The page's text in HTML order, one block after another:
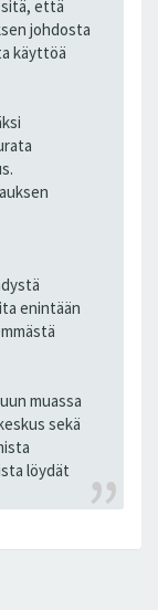
sitä, että
johdosta
käyttöä
enintään
muassa
sekä
löydät